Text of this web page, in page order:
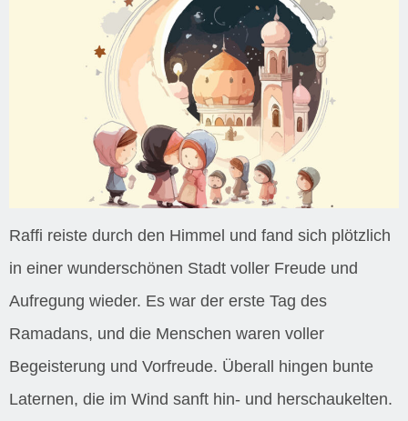
Raffi reiste durch den Himmel und fand sich plötzlich
in einer wunderschönen Stadt voller Freude und
Aufregung wieder. Es war der erste Tag des
Ramadans, und die Menschen waren voller
Begeisterung und Vorfreude. Überall hingen bunte
Laternen, die im Wind sanft hin- und herschaukelten.